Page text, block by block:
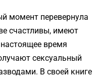
момент перевернула
счастливы, имеют
время
сексуальный
В своей книге